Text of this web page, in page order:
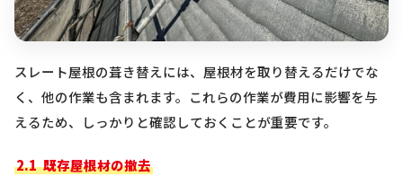
スレート屋根の葺き替えには、屋根材を取り替えるだけでな
く、他の作業も含まれます。これらの作業が費用に影響を与
えるため、しっかりと確認しておくことが重要です。
2.1既存屋根材の撤去